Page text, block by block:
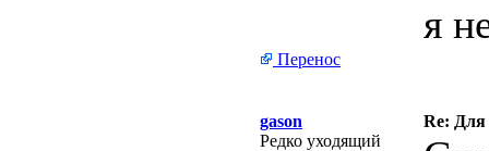
я
Перенос
gason
Re: Для
Редко уходящий